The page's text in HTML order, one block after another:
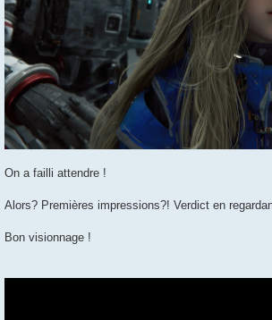
On a failli attendre !
Alors? Premières impressions?! Verdict en
Bon visionnage !